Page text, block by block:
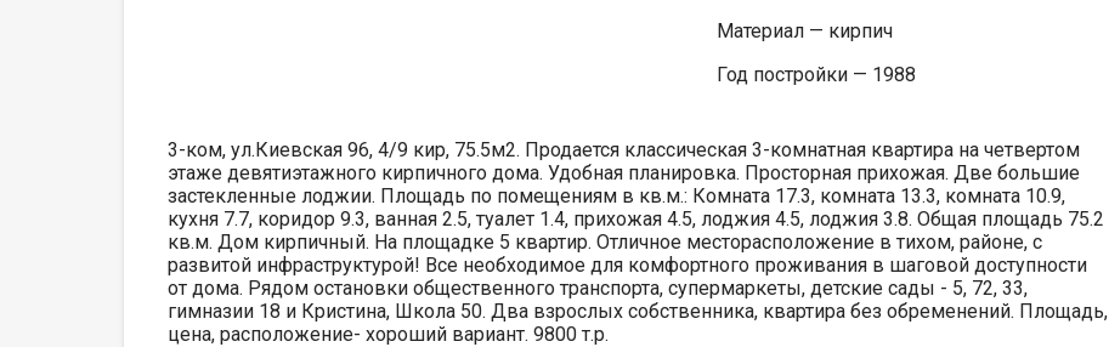
Материал — кирпич
Год постройки — 1988
3-ком, ул.Киевская 96, 4/9 кир, 75.5м2. Продается классическая 3-комнатная квартира на четвертом
этаже девятиэтажного кирпичного дома. Удобная планировка. Просторная прихожая. Две большие
застекленные лоджии. Площадь по помещениям в кв.м.: Комната 17.3, комната 13.3, комната 10.9,
кухня 7.7, коридор 9.3, ванная 2.5, туалет 1.4, прихожая 4.5, лоджия 4.5, лоджия 3.8. Общая площадь 75.2
кв.м. Дом кирпичный. На площадке 5 квартир. Отличное месторасположение в тихом, районе, с
развитой инфраструктурой! Все необходимое для комфортного проживания в шаговой доступности
от дома. Рядом остановки общественного транспорта, супермаркеты, детские сады - 5, 72, 33,
гимназии 18 и Кристина, Школа 50. Два взрослых собственника, квартира без обременений. Площадь,
цена, расположение- хороший вариант. 9800 т.р.